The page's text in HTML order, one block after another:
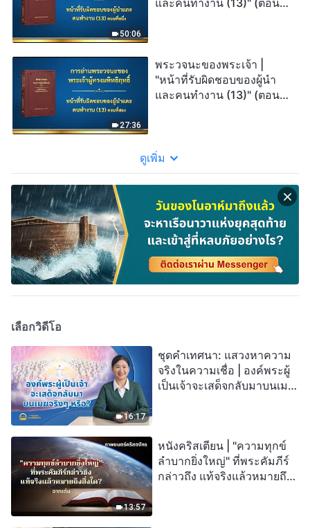
50:06
และคนทำงาน (13)" (ตอนที่
27:36
พระวจนะของพระเจ้า |
"หน้าที่รับผิดชอบของผู้นำ
และคนทำงาน (13)" (ตอนที่
ดูเพิ่ม
เลือกวิดีโอ
16:17
ชุดคำเทศนา: แสวงหาความ
จริงในความเชื่อ | องค์พระผู้
เป็นเจ้าจะเสด็จกลับมาบนเมฆ
13:57
หนังคริสเตียน | "ความทุกข์
ลำบากยิ่งใหญ่" ที่พระคัมภีร์
กล่าวถึง แท้จริงแล้วหมายถึง